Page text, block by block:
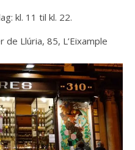
kl. 11 til kl. 22.
de Llúria, 85, L’Eixample